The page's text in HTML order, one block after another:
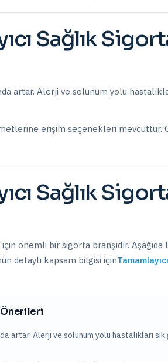
Sağlık
artar. Alerji ve solunum yolu
erişim seçenekleri mevcuttur.
Sağlık
önemli bir sigorta branşıdır. Aşağıda
detaylı kapsam bilgisi için
Önerileri
artar. Alerji ve solunum yolu hastalıkları